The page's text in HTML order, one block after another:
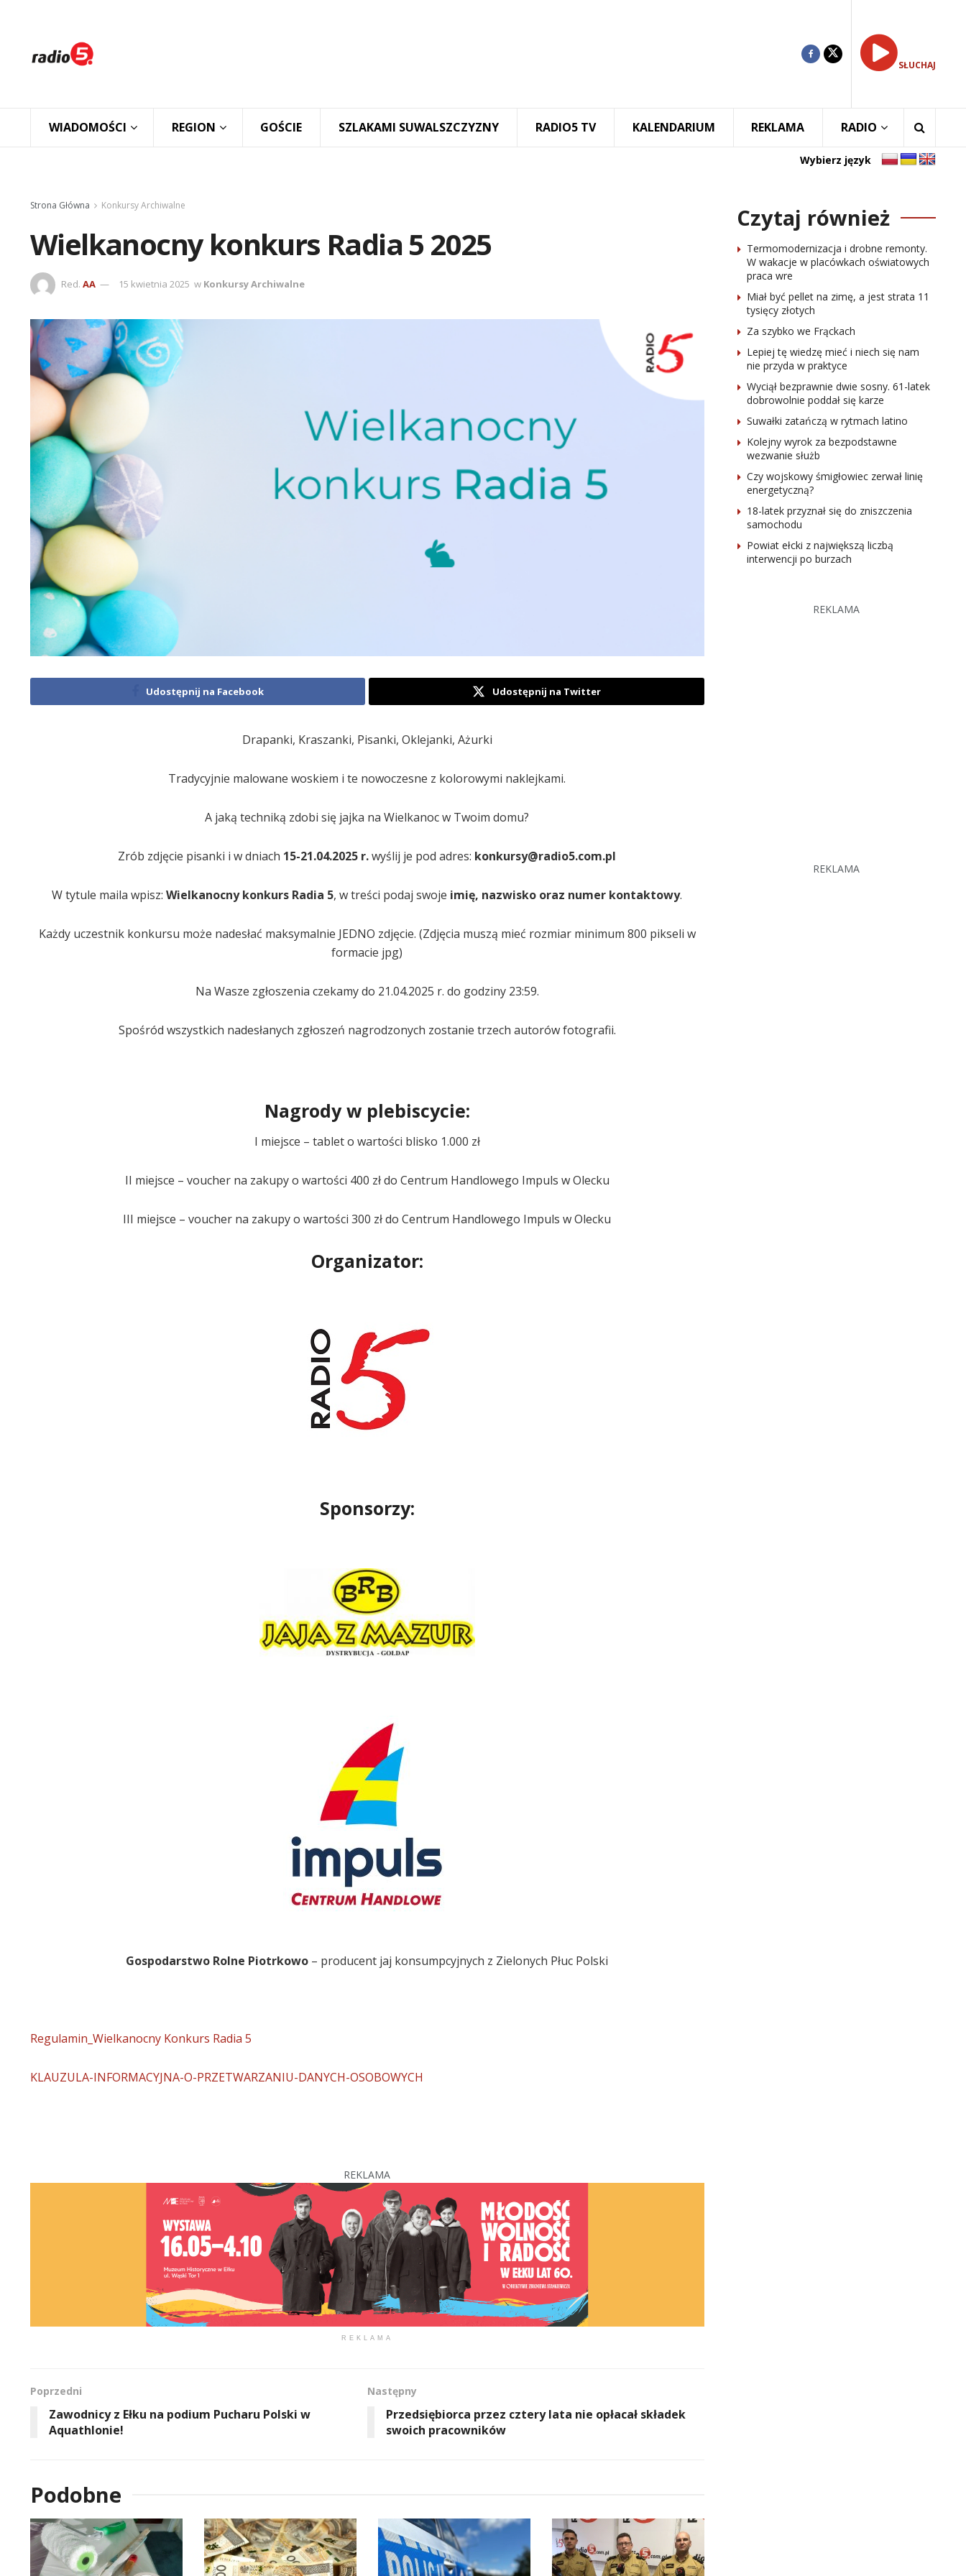
SŁUCHAJ
WIADOMOŚCI REGION GOŚCIE SZLAKAMI SUWALSZCZYZNY RADIO5 TV KALENDARIUM REKLAMA RADIO
Wybierz język
Strona Główna Konkursy Archiwalne
Wielkanocny konkurs Radia 5 2025
Red. AA 15 kwietnia 2025 w Konkursy Archiwalne
Udostępnij na Facebook Udostępnij na Twitter
Drapanki, Kraszanki, Pisanki, Oklejanki, Ażurki
Tradycyjnie malowane woskiem i te nowoczesne z kolorowymi naklejkami.
A jaką techniką zdobi się jajka na Wielkanoc w Twoim domu?
Zrób zdjęcie pisanki i w dniach 15-21.04.2025 r.wyślij je pod adres: konkursy@radio5.com.pl
W tytule maila wpisz:Wielkanocny konkurs Radia 5, w treści podaj swoje imię, nazwisko oraz numer kontaktowy.
Każdy uczestnik konkursu może nadesłać maksymalnie JEDNO zdjęcie. (Zdjęcia muszą mieć rozmiar minimum 800 pikseli w
formacie jpg)
Na Wasze zgłoszenia czekamy do 21.04.2025 r. do godziny 23:59.
Spośród wszystkich nadesłanych zgłoszeń nagrodzonych zostanie trzech autorów fotografii.
Nagrody w plebiscycie:
I miejsce – tablet o wartości blisko 1.000 zł
II miejsce – voucher na zakupy o wartości 400 zł do Centrum Handlowego Impuls w Olecku
III miejsce – voucher na zakupy o wartości 300 zł do Centrum Handlowego Impuls w Olecku
Organizator:
Sponsorzy:
Gospodarstwo Rolne Piotrkowo – producent jaj konsumpcyjnych z Zielonych Płuc Polski
Regulamin_Wielkanocny Konkurs Radia 5
KLAUZULA-INFORMACYJNA-O-PRZETWARZANIU-DANYCH-OSOBOWYCH
REKLAMA
REKLAMA
Poprzedni
Zawodnicy z Ełku na podium Pucharu Polski w
Aquathlonie!
Następny
Przedsiębiorca przez cztery lata nie opłacał składek
swoich pracowników
Podobne
Czytaj również
Termomodernizacja i drobne remonty.
W wakacje w placówkach oświatowych
praca wre
Miał być pellet na zimę, a jest strata 11
tysięcy złotych
Za szybko we Frąckach
Lepiej tę wiedzę mieć i niech się nam
nie przyda w praktyce
Wyciął bezprawnie dwie sosny. 61-latek
dobrowolnie poddał się karze
Suwałki zatańczą w rytmach latino
Kolejny wyrok za bezpodstawne
wezwanie służb
Czy wojskowy śmigłowiec zerwał linię
energetyczną?
18-latek przyznał się do zniszczenia
samochodu
Powiat ełcki z największą liczbą
interwencji po burzach
REKLAMA
REKLAMA